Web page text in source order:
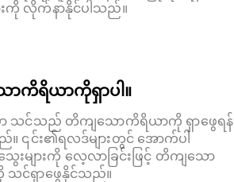
ကို လိုက်နာနိုင်ပါသည်။
ာကိရိယာကိုရှာပါ။
ာ သင်သည် တိကျသောကိရိယာကို ရှာဖွေရန်
၎င်း၏ရလဒ်များတွင် အောက်ပါ
များကို လေ့လာခြင်းဖြင့် တိကျသော
င်ရှာဖွေနိုင်သည်။